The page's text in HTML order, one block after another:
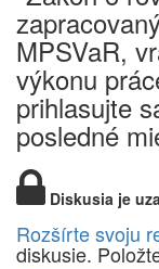
MPSVaR,
výkonu
prihlasujte
posledné
Diskusia je
Rozšírte svoju
diskusie.